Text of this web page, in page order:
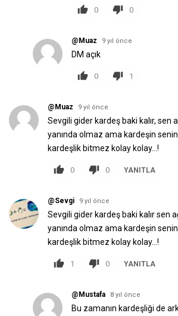
0 0
@Muaz 9 yıl önce
DM açık
0 1
@Muaz 9 yıl önce
Sevgili gider kardeş baki kalır, sen
yanında olmaz ama kardeşin
kardeşlik bitmez kolay kolay…!
0 0 YANITLA
@Sevgi 9 yıl önce
Sevgili gider kardeş baki kalır sen
yanında olmaz ama kardeşin
kardeşlik bitmez kolay kolay...!
1 0 YANITLA
@Mustafa 8 yıl önce
Bu zamanın kardeşliği de